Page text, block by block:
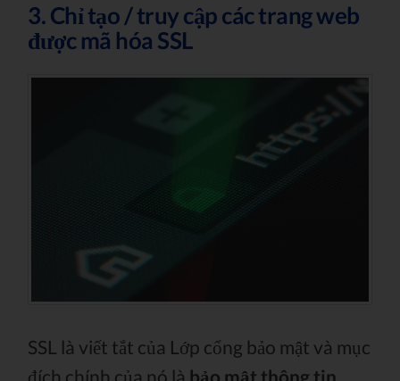
3. Chỉ tạo / truy cập các trang web
được mã hóa SSL
SSL là viết tắt của Lớp cổng bảo mật và mục
đích chính của nó là bảo mật thông tin